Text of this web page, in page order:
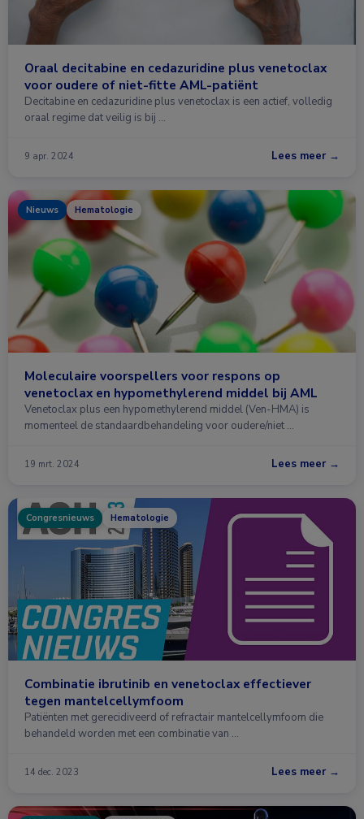
Oraal decitabine en cedazuridine plus venetoclax
voor oudere of niet-fitte AML-patiënt
Decitabine en cedazuridine plus venetoclax is een actief, volledig
oraal regime dat veilig is bij …
9 apr. 2024 Lees meer →
Nieuws Hematologie
Moleculaire voorspellers voor respons op
venetoclax en hypomethylerend middel bij AML
Venetoclax plus een hypomethylerend middel (Ven-HMA) is
momenteel de standaardbehandeling voor oudere/niet …
19 mrt. 2024 Lees meer →
Congresnieuws Hematologie
Combinatie ibrutinib en venetoclax effectiever
tegen mantelcellymfoom
Patiënten met gerecidiveerd of refractair mantelcellymfoom die
behandeld worden met een combinatie van …
14 dec. 2023 Lees meer →